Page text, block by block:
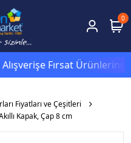
0
Fırsat Ürünlerinde
Fiyatları ve Çeşitleri
Kapak, Çap 8 cm